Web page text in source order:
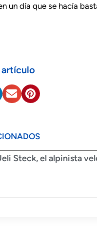
un día que se hacía
Steck, el alpinista